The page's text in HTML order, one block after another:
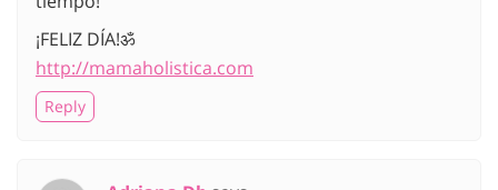
¡FELIZ DÍA!ॐ
http://mamaholistica.com
Reply